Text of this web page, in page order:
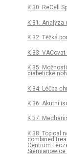
K 30: ReCell
K 31:
K 32: Těžká
K 33:
K 35:
diabetické
K 34: Léčba
K 36: Akutní
K 37:
K 38: Topical
combined
Centrum
Siemianowice